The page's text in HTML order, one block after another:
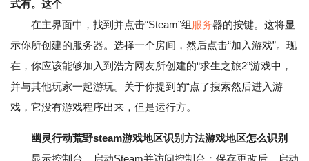
式有。这个
在主界面中，找到并点击“Steam”组 服务器的按键。这将显
示你所创建的服务器。选择一个房间，然后点击“加入游戏”。现
在，你应该能够加入到浩方网友所创建的“求生之旅2”游戏中，
并与其他玩家一起游玩。关于你提到的“点了搜索然后进入游
戏，它没有游戏程序出来，但是运行方。
幽灵行动荒野steam游戏地区识别方法游戏地区怎么识别
显示控制台。启动Steam并访问控制台：保存更改后，启动